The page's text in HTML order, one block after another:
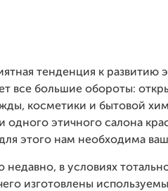
тенденция к развитию
все большие обороты:
косметики и бытовой
одного этичного салона
этого нам необходима
недавно, в условиях
изготовлены